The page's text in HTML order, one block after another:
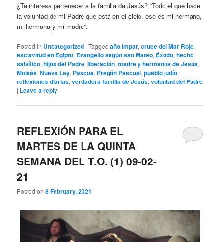
¿Te interesa pertenecer a la familia de Jesús? “Todo el que hace
la voluntad de mi Padre que está en el cielo, ese es mi hermano,
mi hermana y mi madre”.
Posted in Uncategorized |Tagged año impar,cruce del Mar Rojo,
esclavitud en Egipto, Evangelio según san Mateo, Éxodo,hecho
salvífico,hijos del Padre,liberación,madre y hermanos de Jesús,
Moisés,Nueva Ley, Pascua, Pregón Pascual,pueblo judío,
reflexiones diarias,verdadera familia de Jesús,voluntad del Padre
| Leave a reply
REFLEXIÓN PARA EL
MARTES DE LA QUINTA
SEMANA DEL T.O. (1) 09-02-
21
Posted on8 February, 2021